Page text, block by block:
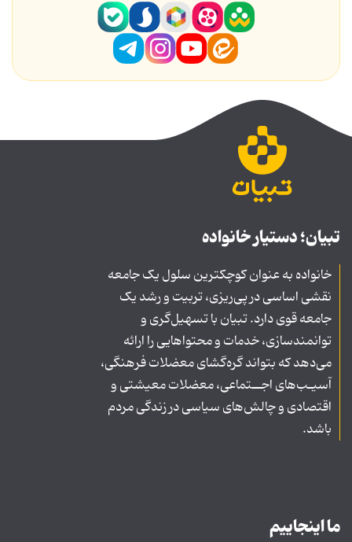
تبیان؛ دستیار خانواده
خانواده به عنوان کوچکترین سلول یک جامعه
نقشی اساسی در پی‌ریزی، تربیت و رشد یک
جامعه قوی دارد. تبیان با تسهیل‌گری و
توانمندسازی، خدمات و محتواهایی را ارائه
می‌دهد که بتواند گره‌گشای معضلات فرهنگی،
آسیـب‌های اجــتماعی، معضلات معیشتی و
اقتصادی و چالش‌های سیاسی در زندگی مردم
باشد.
ما اینجاییم